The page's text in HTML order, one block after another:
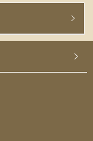

